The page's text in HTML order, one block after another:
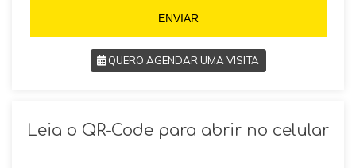
ENVIAR
QUERO AGENDAR UMA VISITA
Leia o QR-Code para abrir no celular